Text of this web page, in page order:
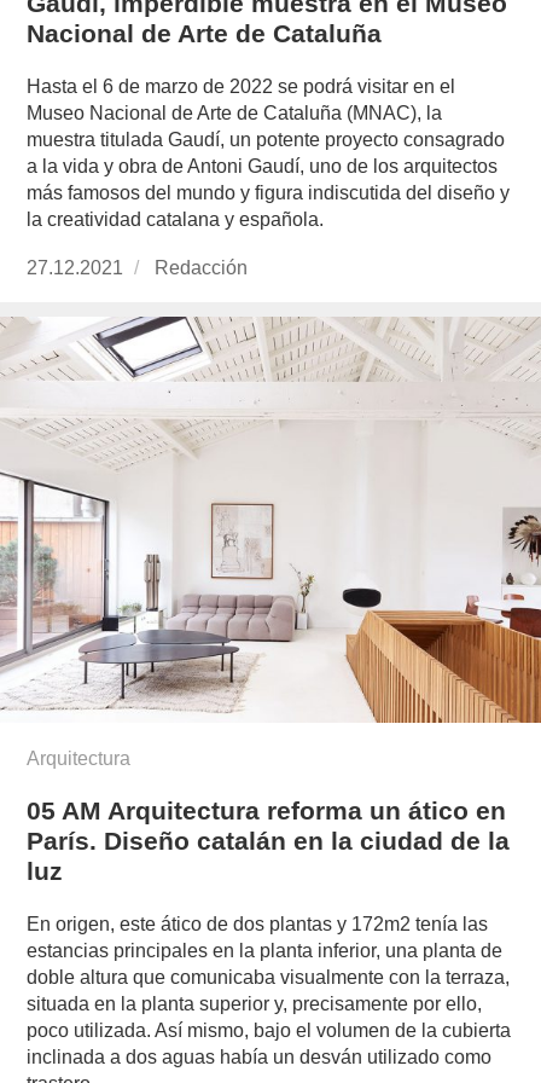
Nacional de Arte de Cataluña
Hasta el 6 de marzo de 2022 se podrá visitar en el
Museo Nacional de Arte de Cataluña (MNAC), la
muestra titulada Gaudí, un potente proyecto consagrado
a la vida y obra de Antoni Gaudí, uno de los arquitectos
más famosos del mundo y figura indiscutida del diseño y
la creatividad catalana y española.
Publicado
27.12.2021 https://www.experimenta.es/author/redaccion/
Redacción
Arquitectura
05 AM Arquitectura reforma un ático en
París. Diseño catalán en la ciudad de la
luz
En origen, este ático de dos plantas y 172m2 tenía las
estancias principales en la planta inferior, una planta de
doble altura que comunicaba visualmente con la terraza,
situada en la planta superior y, precisamente por ello,
poco utilizada. Así mismo, bajo el volumen de la cubierta
inclinada a dos aguas había un desván utilizado como